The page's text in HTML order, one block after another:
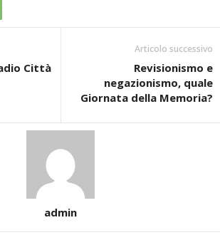
Città
Articolo successivo
Revisionismo e
negazionismo, quale
Giornata della Memoria?
admin